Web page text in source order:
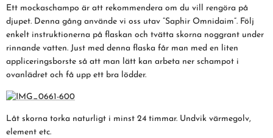
Ett mockaschampo är att rekommendera om du vill rengöra på
djupet. Denna gång använde vi oss utav ”Saphir Omnidaim”. Följ
enkelt instruktionerna på flaskan och tvätta skorna noggrant under
rinnande vatten. Just med denna flaska får man med en liten
appliceringsborste så att man lätt kan arbeta ner schampot i
ovanlädret och få upp ett bra lödder.
Låt skorna torka naturligt i minst 24 timmar. Undvik värmegolv,
element etc.